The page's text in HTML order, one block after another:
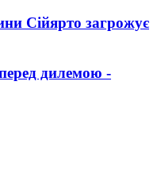
Сійярто загрожує
дилемою -